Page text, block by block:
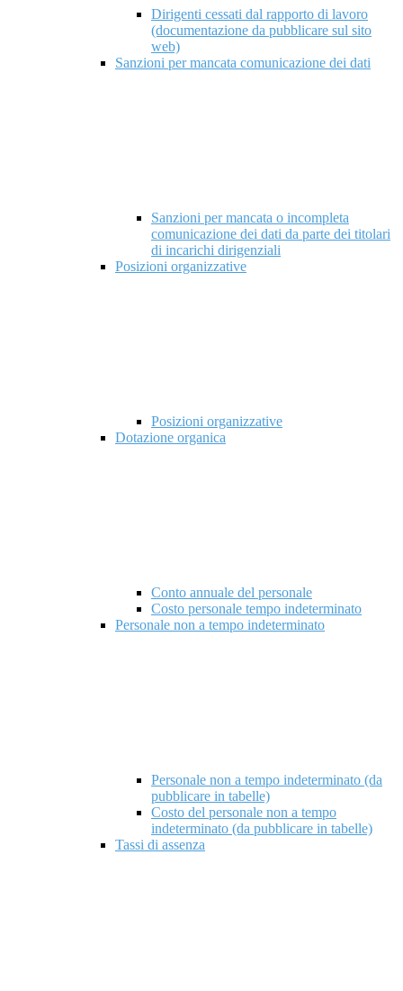
Dirigenti cessati dal rapporto di lavoro
(documentazione da pubblicare sul sito
web)
Sanzioni per mancata comunicazione dei dati
Sanzioni per mancata o incompleta
comunicazione dei dati da parte dei titolari
di incarichi dirigenziali
Posizioni organizzative
Posizioni organizzative
Dotazione organica
Conto annuale del personale
Costo personale tempo indeterminato
Personale non a tempo indeterminato
Personale non a tempo indeterminato (da
pubblicare in tabelle)
Costo del personale non a tempo
indeterminato (da pubblicare in tabelle)
Tassi di assenza